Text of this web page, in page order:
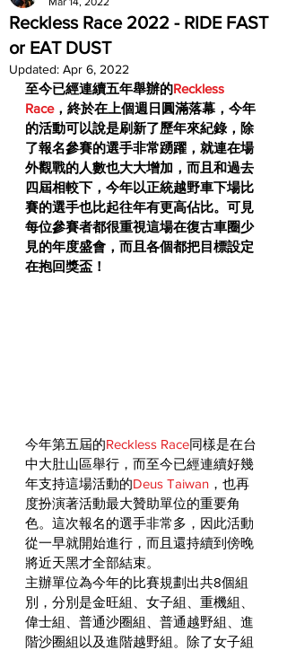
Reckless Race 2022 - RIDE FAST
or EAT DUST
Updated: Apr 6, 2022
至今已經連續五年舉辦的Reckless
Race，終於在上個週日圓滿落幕，今年
的活動可以說是刷新了歷年來紀錄，除
了報名參賽的選手非常踴躍，就連在場
外觀戰的人數也大大增加，而且和過去
四屆相較下，今年以正統越野車下場比
賽的選手也比起往年有更高佔比。可見
每位參賽者都很重視這場在復古車圈少
見的年度盛會，而且各個都把目標設定
在抱回獎盃！
今年第五屆的Reckless Race同樣是在台
中大肚山區舉行，而至今已經連續好幾
年支持這場活動的Deus Taiwan ，也再
度扮演著活動最大贊助單位的重要角
色。這次報名的選手非常多，因此活動
從一早就開始進行，而且還持續到傍晚
將近天黑才全部結束。
主辦單位為今年的比賽規劃出共8個組
別，分別是金旺組、女子組、重機組、
偉士組、普通沙圈組、普通越野組、進
階沙圈組以及進階越野組。除了女子組